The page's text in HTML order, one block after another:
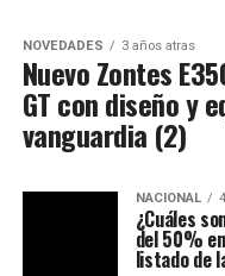
NOVEDADES 3 años atras
Nuevo Zontes
GT con diseño y
vanguardia (2)
NACIONAL
¿Cuáles
del 50%
listado de